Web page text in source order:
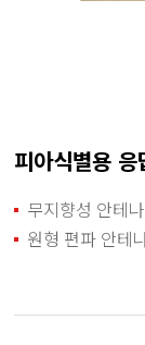
피아식별용
무지향성 안테나
원형 편파 안테